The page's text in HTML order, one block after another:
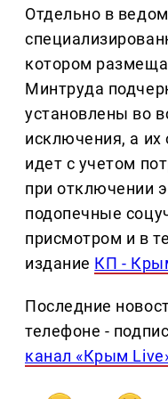
Отдельно в
котором
Минтруда
установлены во
исключения, а их
идет с учетом
при отключении
подопечные
присмотром и в
издание КП -
Последние
телефоне -
канал «Крым